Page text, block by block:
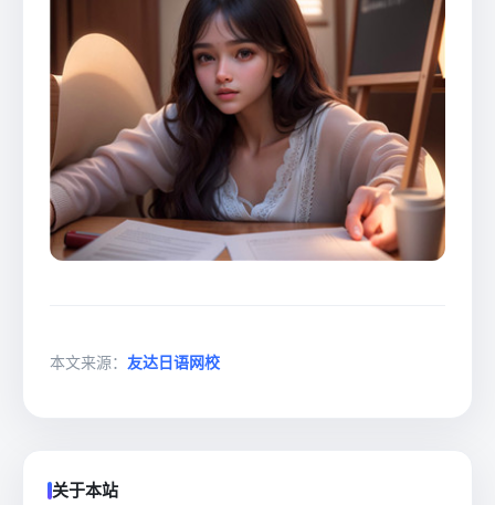
本文来源： 友达日语网校
关于本站